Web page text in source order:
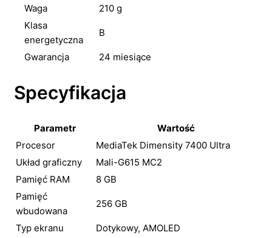
Waga
210 g
Klasa
energetyczna
B
Gwarancja 24 miesiące
Specyfikacja
Parametr
Wartość
Procesor
MediaTek Dimensity 7400 Ultra
Układ graficzny
Mali-G615 MC2
Pamięć RAM
8 GB
Pamięć
wbudowana
256 GB
Typ ekranu
Dotykowy, AMOLED